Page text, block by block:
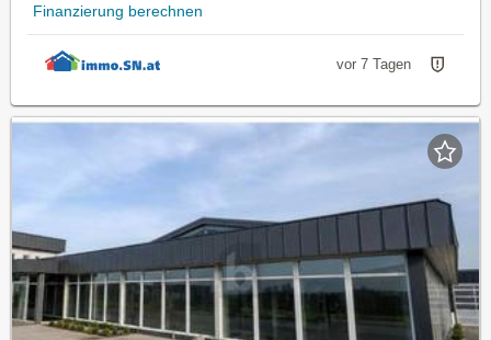
Finanzierung berechnen
vor 7 Tagen